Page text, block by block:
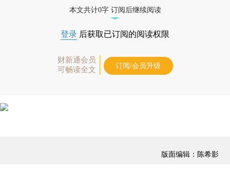
本文共计0字 订阅后继续阅读
登录 后获取已订阅的阅读权限
财新通会员
可畅读全文
订阅/会员升级
版面编辑：陈希影